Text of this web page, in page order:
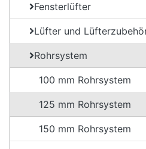
Fensterlüfter
Lüfter und
Rohrsystem
100 mm Rohrsystem
125 mm Rohrsystem
150 mm Rohrsystem